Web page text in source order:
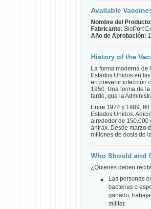
Available
Nombre del
Fabricante: BioPort
Año de Aprobación:
History of the
La forma moderna
Estados Unidos en
en prevenir infección
1950. Una forma de
tarde, que la
Entre 1974 y 1989,
Estados Unidos.
alrededor de 150.000
ántrax. Desde marzo
millones de dosis de
Who Should and
¿Quienes deben
Las personas
bacterias o
ganado,
militar.